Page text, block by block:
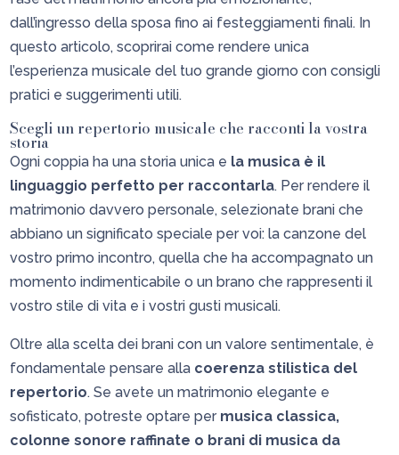
dall’ingresso della sposa fino ai festeggiamenti finali. In
questo articolo, scoprirai come rendere unica
l’esperienza musicale del tuo grande giorno con consigli
pratici e suggerimenti utili.
Scegli un repertorio musicale che racconti la vostra
storia
Ogni coppia ha una storia unica e la musica è il
linguaggio perfetto per raccontarla. Per rendere il
matrimonio davvero personale, selezionate brani che
abbiano un significato speciale per voi: la canzone del
vostro primo incontro, quella che ha accompagnato un
momento indimenticabile o un brano che rappresenti il
vostro stile di vita e i vostri gusti musicali.
Oltre alla scelta dei brani con un valore sentimentale, è
fondamentale pensare alla coerenza stilistica del
repertorio. Se avete un matrimonio elegante e
sofisticato, potreste optare per musica classica,
colonne sonore raffinate o brani di musica da